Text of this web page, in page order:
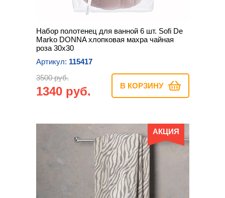
Набор полотенец для ванной 6 шт. Sofi De
Marko DONNA хлопковая махра чайная
роза 30х30
Артикул: 115417
3500 руб.
1340 руб. В КОРЗИНУ
АКЦИЯ